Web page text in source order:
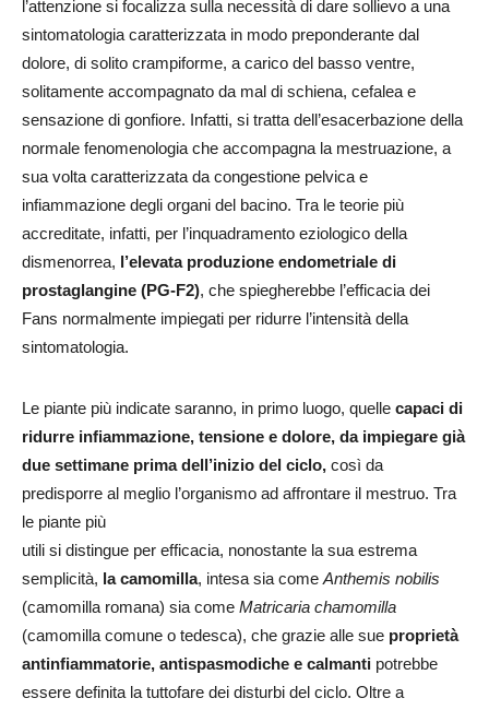
l’attenzione si focalizza sulla necessità di dare sollievo a una
sintomatologia caratterizzata in modo preponderante dal
dolore, di solito crampiforme, a carico del basso ventre,
solitamente accompagnato da mal di schiena, cefalea e
sensazione di gonfiore. Infatti, si tratta dell’esacerbazione della
normale fenomenologia che accompagna la mestruazione, a
sua volta caratterizzata da congestione pelvica e
infiammazione degli organi del bacino. Tra le teorie più
accreditate, infatti, per l’inquadramento eziologico della
dismenorrea, l’elevata produzione endometriale di
prostaglangine (PG-F2), che spiegherebbe l’efficacia dei
Fans normalmente impiegati per ridurre l’intensità della
sintomatologia.
Le piante più indicate saranno, in primo luogo, quelle capaci di
ridurre infiammazione, tensione e dolore, da impiegare già
due settimane prima dell’inizio del ciclo, così da
predisporre al meglio l’organismo ad affrontare il mestruo. Tra
le piante più
utili si distingue per efficacia, nonostante la sua estrema
semplicità, la camomilla, intesa sia come Anthemis nobilis
(camomilla romana) sia come Matricaria chamomilla
(camomilla comune o tedesca), che grazie alle sue proprietà
antinfiammatorie, antispasmodiche e calmanti potrebbe
essere definita la tuttofare dei disturbi del ciclo. Oltre a